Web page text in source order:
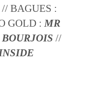
// BAGUES :
GOLD : MR
BOURJOIS //